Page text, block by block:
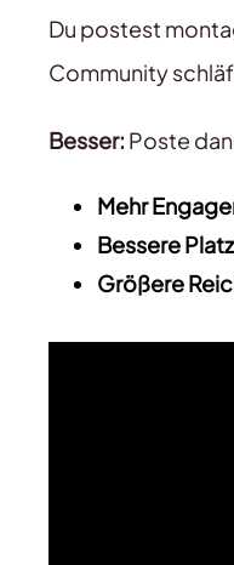
Du postest
Community
Besser: Poste
Mehr
Bessere
Größere